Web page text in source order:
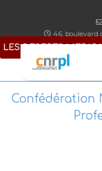
46, boulevard
Confédération
LES DESERTS